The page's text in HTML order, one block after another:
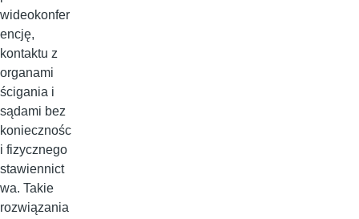
wideokonfer
encję,
kontaktu z
organami
ścigania i
sądami bez
koniecznośc
i fizycznego
stawiennict
wa. Takie
rozwiązania